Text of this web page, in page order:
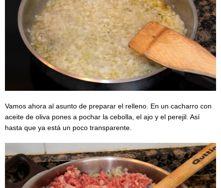
Vamos ahora al asunto de preparar el relleno. En un cacharro con
aceite de oliva pones a pochar la cebolla, el ajo y el perejil. Así
hasta que ya está un poco transparente.